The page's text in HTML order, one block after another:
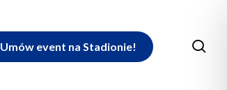
Umów event na Stadionie!